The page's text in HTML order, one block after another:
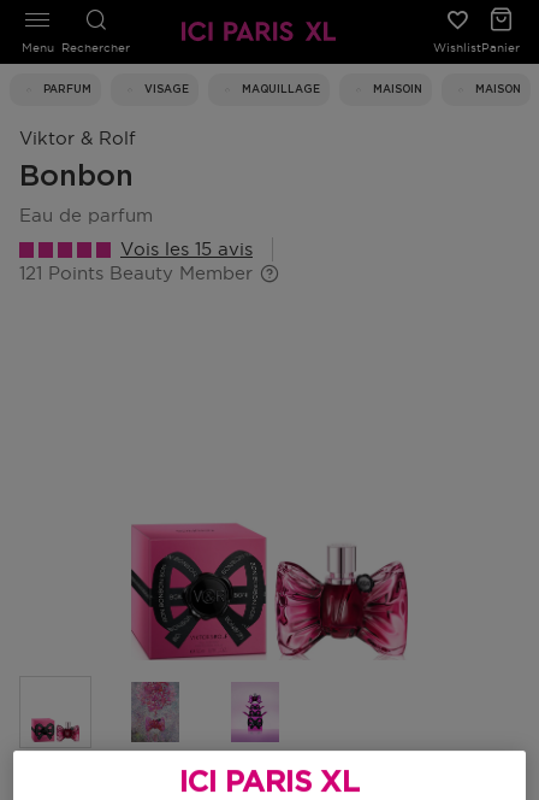
Rechercher WishlistPanier
PARFUM VISAGE MAQUILLAGE MAISOIN MAISON
Menu
Viktor & Rolf
Bonbon
eau de parfum
Vois les 15 avis
121 Points Beauty Member
ICI PARIS XL